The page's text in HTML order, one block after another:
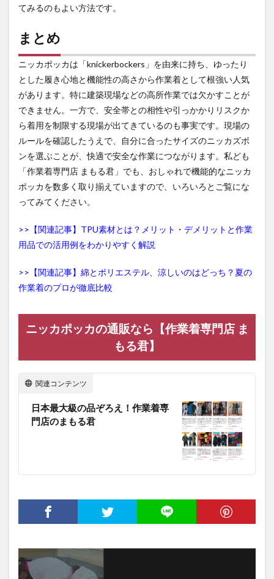
てみるのもよい方法です。
まとめ
ニッカポッカは「knickerbockers」を由来に持ち、ゆったり
とした履き心地と機能性の高さから作業着として根強い人気
があります。特に建築現場などの高所作業では欠かすことが
できません。一方で、安全帯との相性や引っかかりリスクか
ら着用を制限する現場が出てきているのも事実です。現場の
ルールを確認したうえで、自分に合ったサイズのニッカズボ
ンを選ぶことが、快適で安全な作業につながります。私ども
「作業着専門店 まもる君」でも、おしゃれで機能的なニッカ
ポッカを数多く取り揃えていますので、いろいろとご覧にな
ってみてください。
>>【関連記事】TPU素材とは？メリット・デメリットと作業
用品での活用例をわかりやすく解説
>>【関連記事】綿とポリエステル、涼しいのはどっち？夏の
作業着のプロが徹底比較
ニッカポッカの通販なら【作業着専門店 ま
もる君】
関連コンテンツ
日本最大級の品ぞろえ！作業着専
門店のまもる君